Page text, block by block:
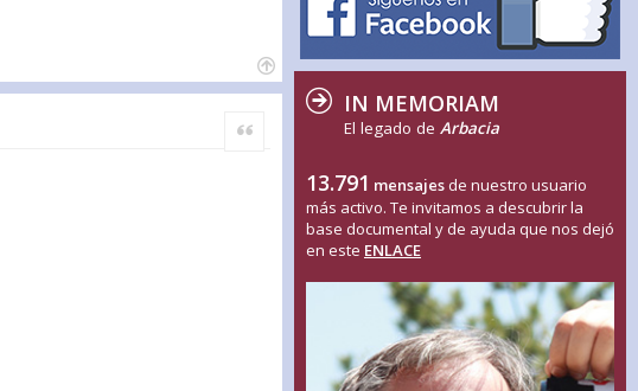
Citar
IN MEMORIAM
El legado de Arbacia
13.791 mensajes de nuestro usuario
más activo. Te invitamos a descubrir la
base documental y de ayuda que nos dejó
en este ENLACE